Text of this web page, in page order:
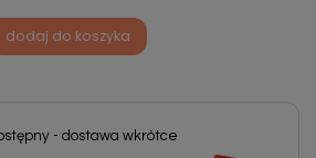
dodaj do koszyka
- dostawa wkrótce